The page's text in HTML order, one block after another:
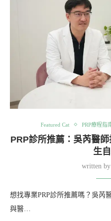
Featured Cat PRP療程指
PRP診所推薦：吳芮醫
生
written by
想找專業PRP診所推薦嗎？吳芮
與醫…